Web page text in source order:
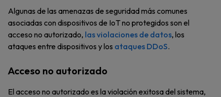
Algunas de las amenazas de seguridad más comunes
asociadas con dispositivos de IoT no protegidos son el
acceso no autorizado, las violaciones de datos, los
ataques entre dispositivos y los ataques DDoS.
Acceso no autorizado
El acceso no autorizado es la violación exitosa del sistema,